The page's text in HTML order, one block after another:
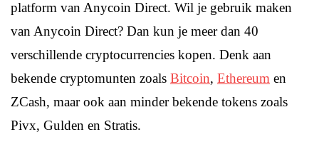
platform van Anycoin Direct. Wil je gebruik maken
van Anycoin Direct? Dan kun je meer dan 40
verschillende cryptocurrencies kopen. Denk aan
bekende cryptomunten zoals Bitcoin, Ethereum en
ZCash, maar ook aan minder bekende tokens zoals
Pivx, Gulden en Stratis.